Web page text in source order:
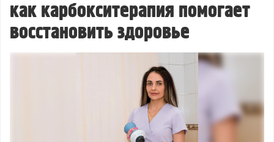
как карбокситерапия помогает
восстановить здоровье